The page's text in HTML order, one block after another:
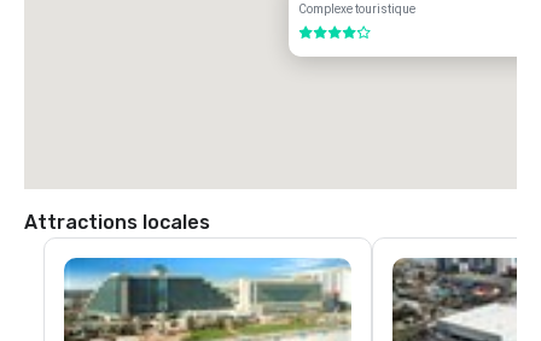
Complexe touristique
4 sur 5
Attractions locales